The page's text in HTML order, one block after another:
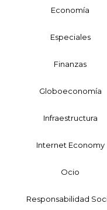
Economía
Especiales
Finanzas
Globoeconomía
Infraestructura
Internet Economy
Ocio
Responsabilidad